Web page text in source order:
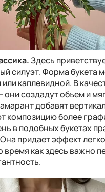
Здесь
силуэт. Форма букета
каплевидной. В
создадут объем и
добавят
композицию более
в подобных букетах
придает эффект
время как здесь важно